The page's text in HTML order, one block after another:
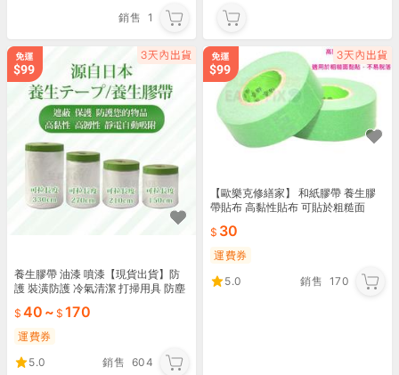
銷售 1
養生膠帶 油漆 噴漆【現貨出貨】防
護 裝潢防護 冷氣清潔 打掃用具 防塵
遮蔽
40 ~ 170
運費券
5.0
銷售 604
【歐樂克修繕家】 和紙膠帶 養生膠
帶貼布 高黏性貼布 可貼於粗糙面
30
運費券
5.0
銷售 170